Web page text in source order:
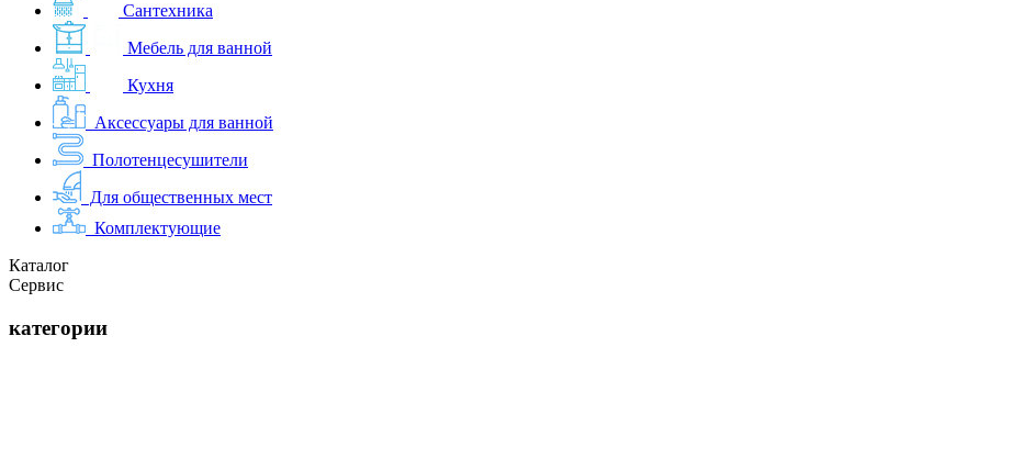
Сантехника
Мебель для ванной
Кухня
Аксессуары для ванной
Полотенцесушители
Для общественных мест
Комплектующие
Каталог
Сервис
категории